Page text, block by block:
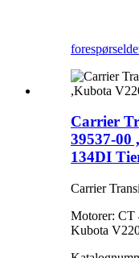
forespørsel
Carrier
39537-00
134DI
Carrier
Motorer: CT
Kubota